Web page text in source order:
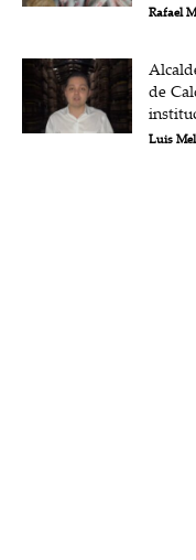
Rafael
de
Luis